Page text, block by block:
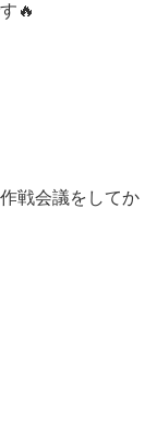
🔥
戦会議をしてか